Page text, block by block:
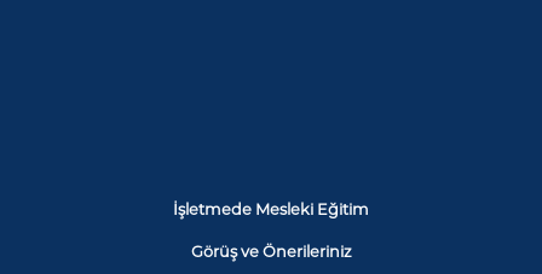
İşletmede Mesleki Eğitim
Görüş ve Önerileriniz